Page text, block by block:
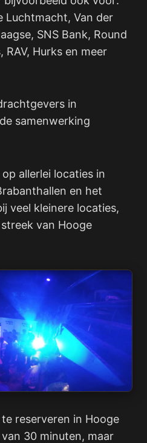
Luchtmacht, Van der
SNS Bank, Round
RAV, Hurks en meer
in
samenwerking
allerlei locaties in
en het
veel kleinere locaties,
van Hooge
reserveren in Hooge
30 minuten, maar